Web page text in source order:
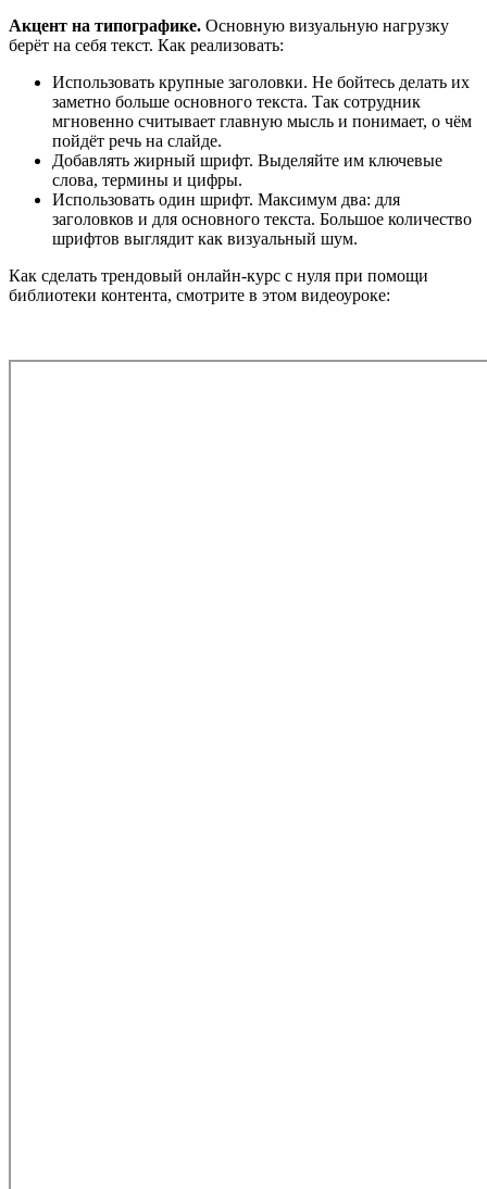
Акцент на типографике. Основную визуальную нагрузку
берёт на себя текст. Как реализовать:
Использовать крупные заголовки. Не бойтесь делать их
заметно больше основного текста. Так сотрудник
мгновенно считывает главную мысль и понимает, о чём
пойдёт речь на слайде.
Добавлять жирный шрифт. Выделяйте им ключевые
слова, термины и цифры.
Использовать один шрифт. Максимум два: для
заголовков и для основного текста. Большое количество
шрифтов выглядит как визуальный шум.
Как сделать трендовый онлайн-курс с нуля при помощи
библиотеки контента, смотрите в этом видеоуроке: